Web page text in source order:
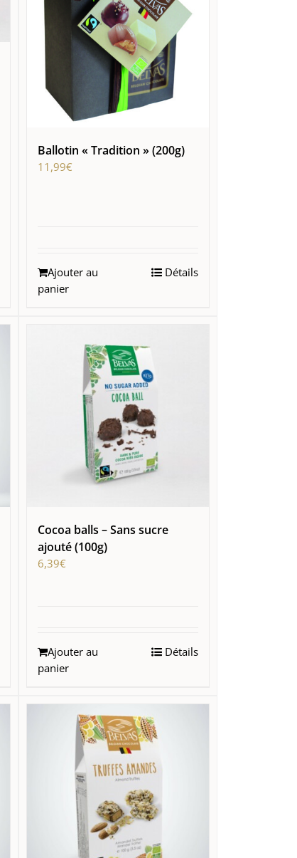
Ballotin « Tradition » (200g)
11,99€
Ajouter au
panier
Détails
Cocoa balls – Sans sucre
ajouté (100g)
6,39€
Ajouter au
panier
Détails